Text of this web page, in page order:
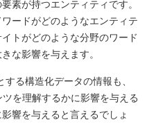
素が持つエンティティです。
ードがどのようなエンティテ
トがどのような分野のワード
な影響を与えます。
る構造化データの情報も、
を理解するかに影響を与える
響を与えると言えるでしょ